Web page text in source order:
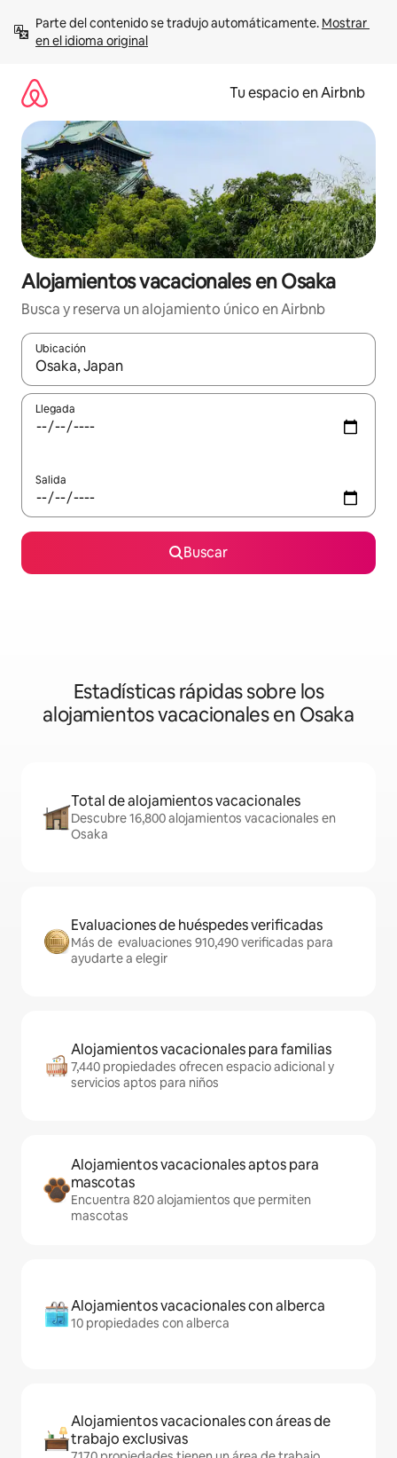
contenido
Parte del contenido se tradujo automáticamente. Mostrar
en el idioma original
Tu espacio en Airbnb
Alojamientos vacacionales en Osaka
Busca y reserva un alojamiento único en Airbnb
Ubicación
Cuando los resultados estén disponibles, podrás navegar
Llegada
Salida
Buscar
Estadísticas rápidas sobre los
alojamientos vacacionales en Osaka
Total de alojamientos vacacionales
Descubre 16,800 alojamientos vacacionales en
Osaka
Evaluaciones de huéspedes verificadas
Más de evaluaciones 910,490 verificadas para
ayudarte a elegir
Alojamientos vacacionales para familias
7,440 propiedades ofrecen espacio adicional y
servicios aptos para niños
Alojamientos vacacionales aptos para
mascotas
Encuentra 820 alojamientos que permiten
mascotas
Alojamientos vacacionales con alberca
10 propiedades con alberca
Alojamientos vacacionales con áreas de
trabajo exclusivas